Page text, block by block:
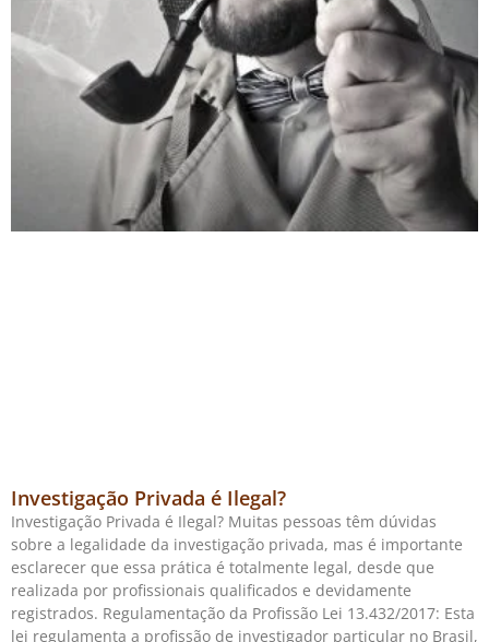
Investigação Privada é Ilegal?
Investigação Privada é Ilegal? Muitas pessoas têm dúvidas
sobre a legalidade da investigação privada, mas é importante
esclarecer que essa prática é totalmente legal, desde que
realizada por profissionais qualificados e devidamente
registrados. Regulamentação da Profissão Lei 13.432/2017: Esta
lei regulamenta a profissão de investigador particular no Brasil,